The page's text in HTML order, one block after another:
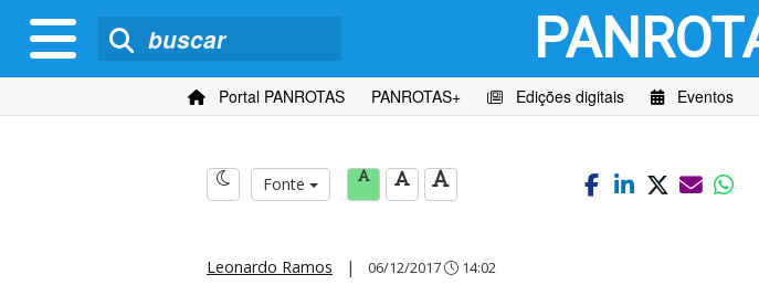
Portal PANROTAS PANROTAS+ Edições digitais Eventos
Fonte
Leonardo Ramos | 06/12/2017 14:02